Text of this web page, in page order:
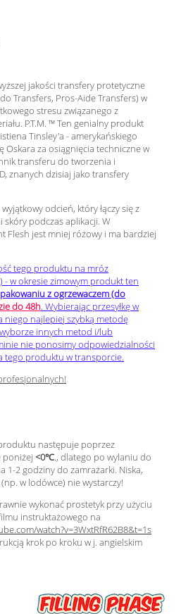
jakości transfery protetyczne
Transfers, Pros-Aide Transfers) w
stresu związanego z
P.T.M. ™ Ten genialny produkt
Tinsley'a - amerykańskiego
Oskara za osiągnięcia techniczne w
transferu do tworzenia i
znanych dzisiaj jako transfery
odcień, który łączy się z
skóry podczas aplikacji. W
Flesh jest mniej różowy i ma bardziej
tego produktu na mróz
- w okresie zimowym produkt ten
z ogrzewaczem (do
do 48h. Wybierając przesyłkę w
niego najlepiej szybką metodę
innych metod i/lub
nie ponosimy odpowiedzialności
tego produktu w transporcie.
następuje poprzez
poniżej <0℃., dlatego po wylaniu do
1-2 godziny do zamrażarki. Niska,
w lodówce) nie wystarczy!
wykonać prostetyk przy użyciu
instruktażowego na
watch?v=3WxtRfR62B8&t=1s
krok po kroku w j. angielskim